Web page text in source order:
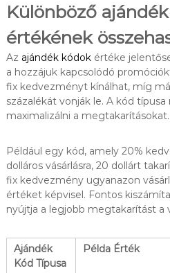
Különböző
értékének
Az ajándék kódokértéke
a hozzájuk kapcsolódó
fix kedvezményt kínálhat, míg
százalékát vonják le. A kód
maximalizálni a megtakarításokat.
Például egy kód, amely 20%
dolláros vásárlásra, 20 dollárt
fix kedvezmény ugyanazon
értéket képvisel. Fontos
nyújtja a legjobb megtakarítást a
Ajándék
Kód Típusa
Példa Érték